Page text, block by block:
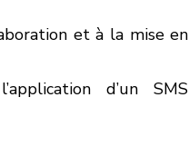
et à la mise en
d’un SMS